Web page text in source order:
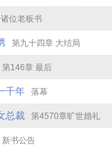
位老板书
第九十四章 大结局
第146章 最后
千年 落幕
总裁 第4570章旷世婚礼
新书公告